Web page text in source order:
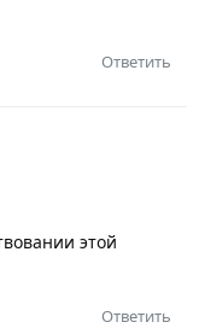
Ответить
этой
Ответить